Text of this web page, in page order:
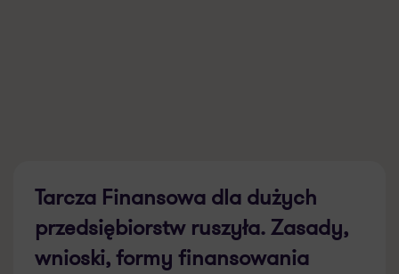
Tarcza Finansowa dla dużych
przedsiębiorstw ruszyła. Zasady,
wnioski, formy finansowania